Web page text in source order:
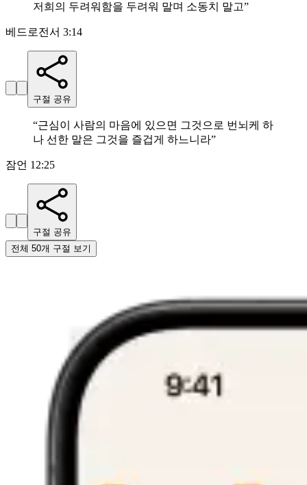
저희의 두려워함을 두려워 말며 소동치 말고”
베드로전서 3:14
구절 공유
“근심이 사람의 마음에 있으면 그것으로 번뇌케 하
나 선한 말은 그것을 즐겁게 하느니라”
잠언 12:25
구절 공유
전체 50개 구절 보기